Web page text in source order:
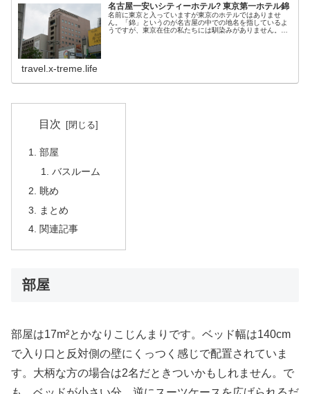
名古屋一安いシティーホテル? 東京第一ホテル錦
名前に東京と入っていますが東京のホテルではありませ
ん。「錦」というのが名古屋の中での地名を指しているよ
うですが、東京在住の私たちには馴染みがありません。こ
travel.x-treme.life
目次
部屋
バスルーム
眺め
まとめ
関連記事
部屋
部屋は17m²とかなりこじんまりです。ベッド幅は140cm
で入り口と反対側の壁にくっつく感じで配置されていま
す。大柄な方の場合は2名だときついかもしれません。で